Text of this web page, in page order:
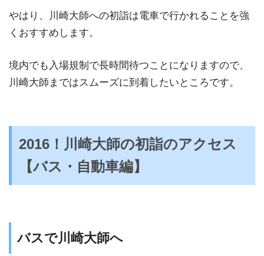
やはり、
川崎大師への初詣は電車で行かれることを強
くおすすめします。
境内でも入場規制で長時間待つことになりますので、
川崎大師まではスムーズに到着したいところです。
2016！川崎大師の初詣のアクセス
【バス・自動車編】
バスで川崎大師へ